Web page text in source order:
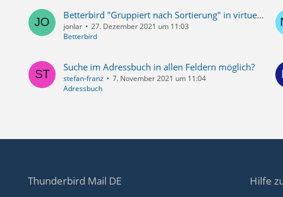
Betterbird "Gruppiert nach Sortierung" in virtuellen Ordnern nicht möglich
jonlar
27. Dezember 2021 um 11:03
Betterbird
Suche im Adressbuch in allen Feldern möglich?
stefan-franz
7. November 2021 um 11:04
Adressbuch
Thunderbird Mail DE Hilfe